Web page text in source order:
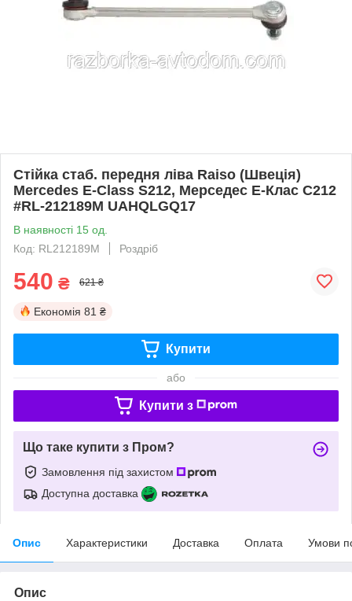
Стійка стаб. передня ліва Raiso (Швеція)
Mercedes E-Class S212, Мерседес Е-Клас С212
#RL-212189M UAHQLGQ17
В наявності 15 од.
Код: RL212189M
Роздріб
540 ₴ 621 ₴
Економія 81 ₴
Купити
або
Купити з
Що таке купити з Пром?
Замовлення під захистом
Доступна доставка
Опис Характеристики Доставка Оплата Умови
Опис